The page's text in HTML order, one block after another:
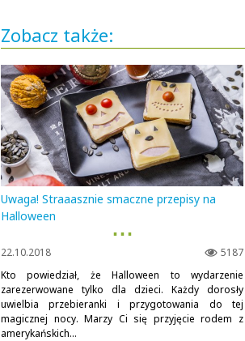
Zobacz także:
Uwaga! Straaasznie smaczne przepisy na
Halloween
▪ ▪ ▪
5187
22.10.2018
Kto powiedział, że Halloween to wydarzenie
zarezerwowane tylko dla dzieci. Każdy dorosły
uwielbia przebieranki i przygotowania do tej
magicznej nocy. Marzy Ci się przyjęcie rodem z
amerykańskich...